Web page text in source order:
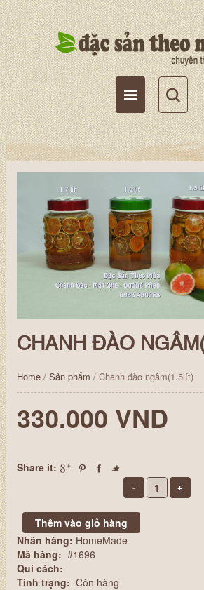
CHANH ĐÀO
Home/ Sản phẩm / Chanh đào ngâm(1.5lít)
330.000 VND
Share it:
Nhãn hàng: HomeMade
Mã hàng: #1696
Qui cách:
Tình trạng: Còn hàng
Tài khoản
Giỏ hàng
Wishlist